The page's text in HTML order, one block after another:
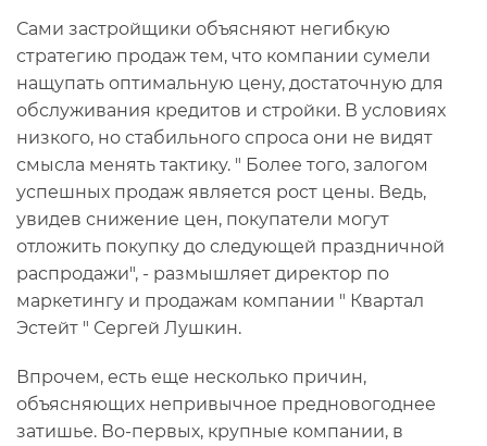
Сами застройщики объясняют негибкую
стратегию продаж тем, что компании сумели
нащупать оптимальную цену, достаточную для
обслуживания кредитов и стройки. В условиях
низкого, но стабильного спроса они не видят
смысла менять тактику. " Более того, залогом
успешных продаж является рост цены. Ведь,
увидев снижение цен, покупатели могут
отложить покупку до следующей праздничной
распродажи", - размышляет директор по
маркетингу и продажам компании " Квартал
Эстейт " Сергей Лушкин.
Впрочем, есть еще несколько причин,
объясняющих непривычное предновогоднее
затишье. Во-первых, крупные компании, в